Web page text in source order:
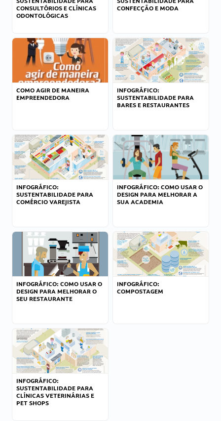
CONSULTÓRIOS E CLÍNICAS
ODONTOLÓGICAS
CONFECÇÃO E MODA
COMO AGIR DE MANEIRA
EMPREENDEDORA
INFOGRÁFICO:
SUSTENTABILIDADE PARA
BARES E RESTAURANTES
INFOGRÁFICO:
SUSTENTABILIDADE PARA
COMÉRCIO VAREJISTA
INFOGRÁFICO: COMO USAR O
DESIGN PARA MELHORAR A
SUA ACADEMIA
INFOGRÁFICO: COMO USAR O
DESIGN PARA MELHORAR O
SEU RESTAURANTE
INFOGRÁFICO:
COMPOSTAGEM
INFOGRÁFICO:
SUSTENTABILIDADE PARA
CLÍNICAS VETERINÁRIAS E
PET SHOPS